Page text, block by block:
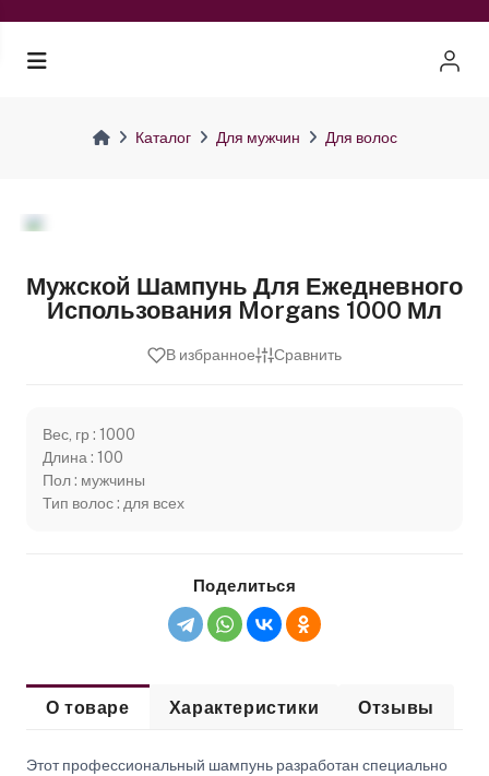
Каталог Для мужчин Для волос
Мужской Шампунь Для Ежедневного
Использования Morgans 1000 Мл
В избранное Сравнить
Вес, гр : 1000
Длина : 100
Пол : мужчины
Тип волос : для всех
Поделиться
О товаре Характеристики Отзывы
Этот профессиональный шампунь разработан специально